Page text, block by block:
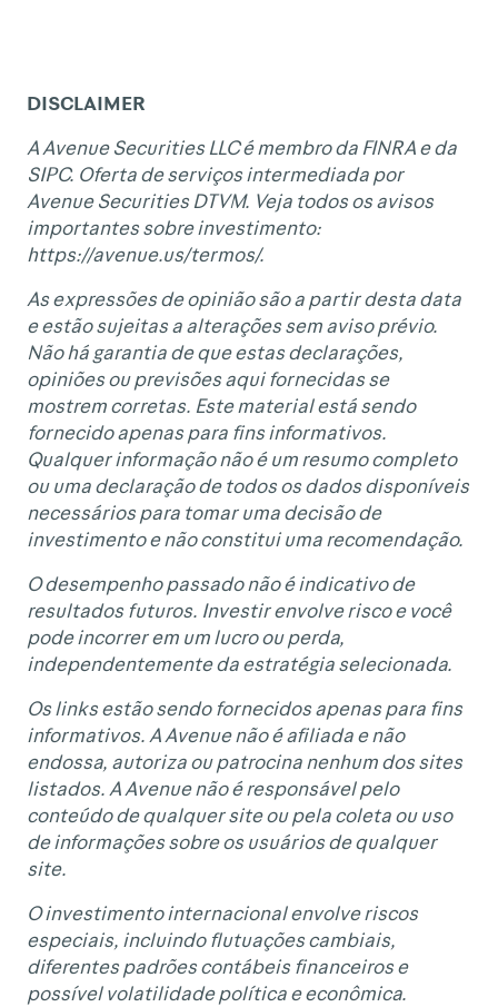
DISCLAIMER
A Avenue Securities LLC é membro da FINRA e da
SIPC. Oferta de serviços intermediada por
Avenue Securities DTVM. Veja todos os avisos
importantes sobre investimento:
https://avenue.us/termos/.
As expressões de opinião são a partir desta data
e estão sujeitas a alterações sem aviso prévio.
Não há garantia de que estas declarações,
opiniões ou previsões aqui fornecidas se
mostrem corretas. Este material está sendo
fornecido apenas para fins informativos.
Qualquer informação não é um resumo completo
ou uma declaração de todos os dados disponíveis
necessários para tomar uma decisão de
investimento e não constitui uma recomendação.
O desempenho passado não é indicativo de
resultados futuros. Investir envolve risco e você
pode incorrer em um lucro ou perda,
independentemente da estratégia selecionada.
Os links estão sendo fornecidos apenas para fins
informativos. A Avenue não é afiliada e não
endossa, autoriza ou patrocina nenhum dos sites
listados. A Avenue não é responsável pelo
conteúdo de qualquer site ou pela coleta ou uso
de informações sobre os usuários de qualquer
site.
O investimento internacional envolve riscos
especiais, incluindo flutuações cambiais,
diferentes padrões contábeis financeiros e
possível volatilidade política e econômica.